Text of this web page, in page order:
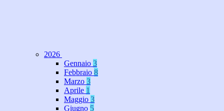
2026
Gennaio 3
Febbraio 8
Marzo 3
Aprile 1
Maggio 3
Giugno 5